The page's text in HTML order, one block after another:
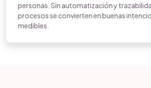
personas. Sin automatización y
procesos se convierten en buenas
medibles.